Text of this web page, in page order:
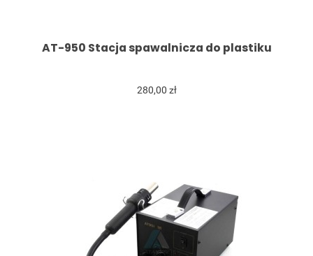
AT-950 Stacja spawalnicza do plastiku
280,00 zł